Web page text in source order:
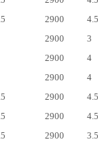
2900 4.5
2900 3
2900 4
2900 4
2900 4.5
2900 4.5
2900 3.5